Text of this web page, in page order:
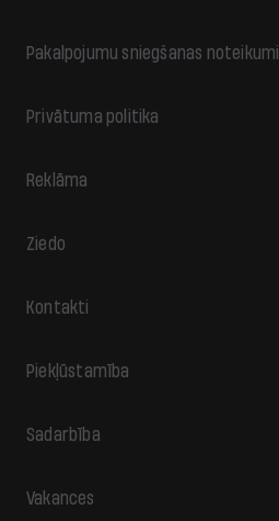
Pakalpojumu sniegšanas noteikumi
Privātuma politika
Reklāma
Ziedo
Kontakti
Piekļūstamība
Sadarbība
Vakances